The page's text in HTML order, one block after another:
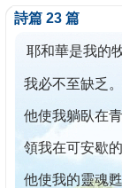
詩篇 23 篇
耶和華是我的
我必不至缺乏。
他使我躺臥在
領我在可安歇的
他使我的靈魂甦
今已篩檢出